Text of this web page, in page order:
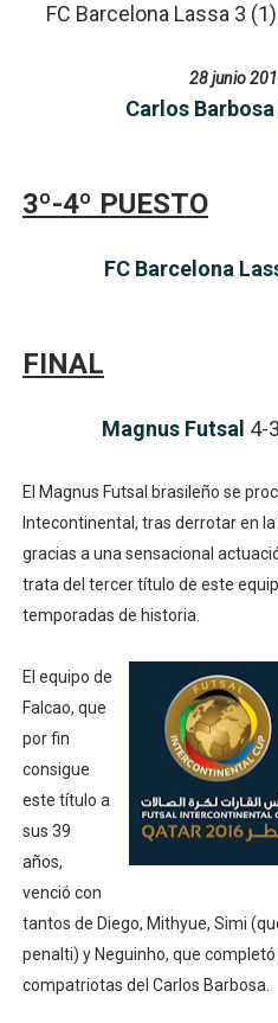
FC Barcelona Lassa 3
28 junio
Carlos Barbosa
3º-4º PUESTO
FC Barcelona
FINAL
Magnus Futsal 4-3
El Magnus Futsal brasileño se
Intecontinental, tras derrotar en
gracias a una sensacional
trata del tercer título de este
temporadas de historia.
El equipo de
Falcao, que
por fin
consigue
este título a
sus 39
años,
venció con
tantos de Diego, Mithyue, Simi
penalti) y Neguinho, que
compatriotas del Carlos Barbosa.